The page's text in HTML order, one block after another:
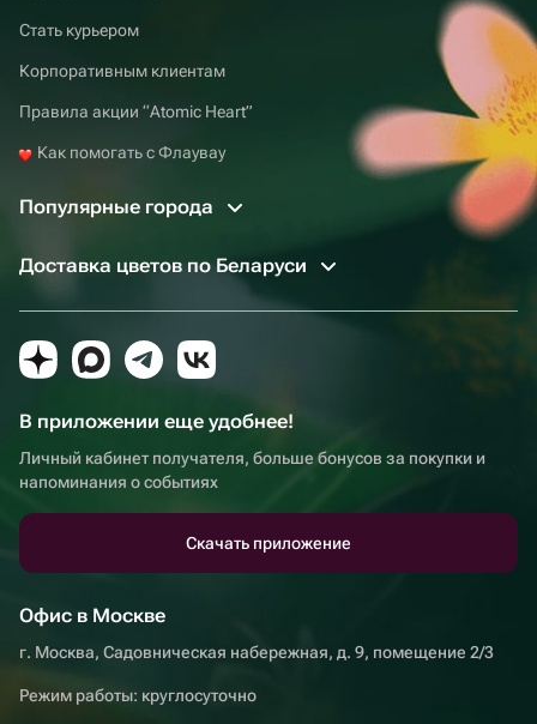
Стать курьером
Корпоративным клиентам
Правила акции “Atomic Heart”
Как помогать с Флаувау
Популярные города
Доставка цветов по Беларуси
В приложении еще удобнее!
Личный кабинет получателя, больше бонусов за покупки и
напоминания о событиях
Скачать приложение
Офис в Москве
г. Москва, Садовническая набережная, д. 9, помещение 2/3
Режим работы: круглосуточно